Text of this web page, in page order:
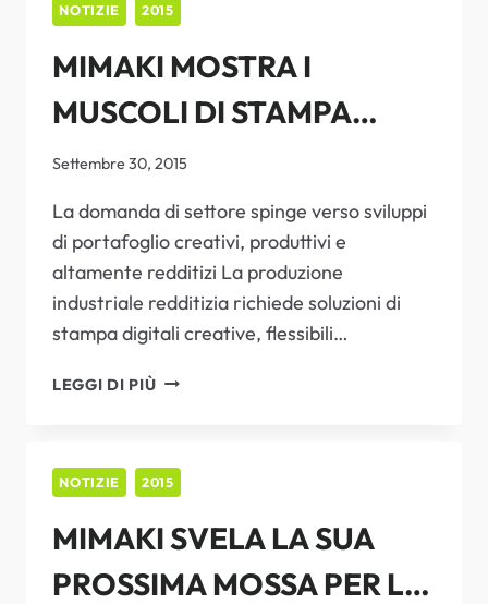
PRESENTA
A
ITMA
UNA
NUOVA
DI
DIRETTA
INKJET
NOTIZIE 2015
MIMAKI MOSTRA I
MUSCOLI DI STAMPA
INDUSTRIALE A INPRINT
2015
Settembre 30, 2015
La domanda di settore spinge verso sviluppi
di portafoglio creativi, produttivi e
altamente redditizi La produzione
industriale redditizia richiede soluzioni di
stampa digitali creative, flessibili…
LEGGI DI PIÙMIMAKI
DI
INDUSTRIALE
A
INPRINT
NOTIZIE 2015
MIMAKI SVELA LA SUA
PROSSIMA MOSSA PER LA